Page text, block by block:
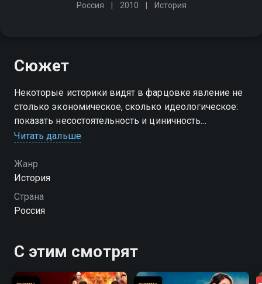
Россия 2010 История
Сюжет
Некоторые историки видят в фарцовке явление не
столько экономическое, сколько идеологическое:
показать несостоятельность и циничность
коммунистической модели жизни. Но с точки зрения
Читать дальше
Жанр
История
Страна
Россия
С этим смотрят